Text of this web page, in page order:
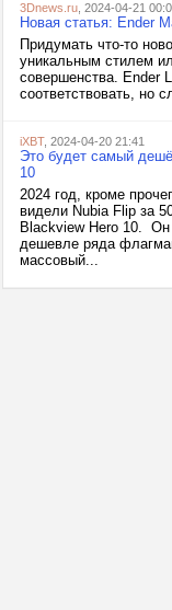
3Dnews.ru , 2024-04-21
Новая статья: Ender
Придумать что-то
уникальным стилем
совершенства. Ender
соответствовать, но
iXBT, 2024-04-20 21:41
Это будет самый
10
2024 год, кроме
видели Nubia Flip за
Blackview Hero 10. Он
дешевле ряда
массовый...